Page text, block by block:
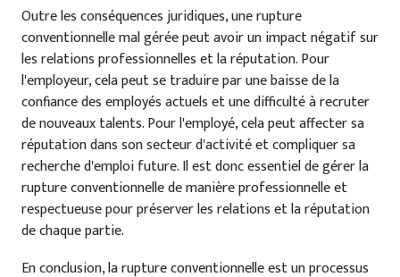
Outre les conséquences juridiques, une rupture
conventionnelle mal gérée peut avoir un impact négatif sur
les relations professionnelles et la réputation. Pour
l'employeur, cela peut se traduire par une baisse de la
confiance des employés actuels et une difficulté à recruter
de nouveaux talents. Pour l'employé, cela peut affecter sa
réputation dans son secteur d'activité et compliquer sa
recherche d'emploi future. Il est donc essentiel de gérer la
rupture conventionnelle de manière professionnelle et
respectueuse pour préserver les relations et la réputation
de chaque partie.
En conclusion, la rupture conventionnelle est un processus